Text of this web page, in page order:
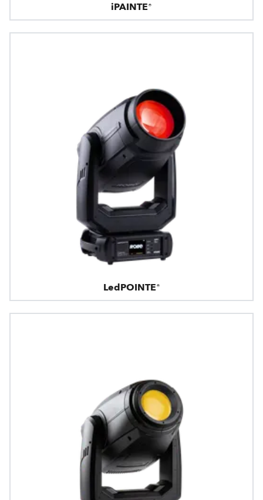
iPAINTE®
LedPOINTE®